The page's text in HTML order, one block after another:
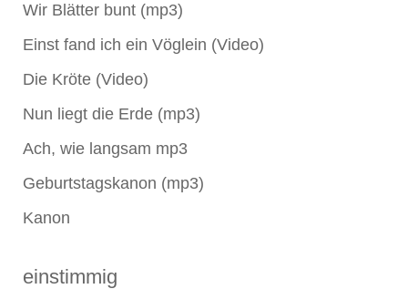
Wir Blätter bunt (mp3)
Einst fand ich ein Vöglein (Video)
Die Kröte (Video)
Nun liegt die Erde (mp3)
Ach, wie langsam mp3
Geburtstagskanon (mp3)
Kanon
einstimmig